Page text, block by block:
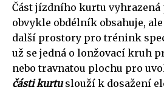
Část jízdního kurtu vyhrazená
obvykle obdélník obsahuje,
další prostory pro trénink
už se jedná o lonžovací kruh
nebo travnatou plochu pro
části kurtuslouží k dosažení